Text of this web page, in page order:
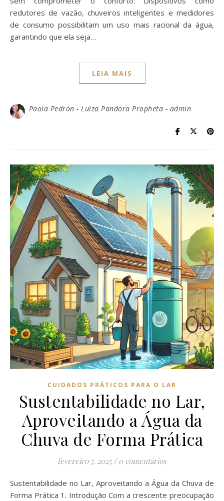
redutores de vazão, chuveiros inteligentes e medidores
de consumo possibilitam um uso mais racional da água,
garantindo que ela seja…
LEIA MAIS
Paola Pedron - Luiza Pandora Propheta - admin
CUIDADOS PRÁTICOS PARA O LAR
Sustentabilidade no Lar,
Aproveitando a Água da
Chuva de Forma Prática
fevereiro 7, 2025 / 0 comentários
Sustentabilidade no Lar, Aproveitando a Água da Chuva de
Forma Prática 1. Introdução Com a crescente preocupação